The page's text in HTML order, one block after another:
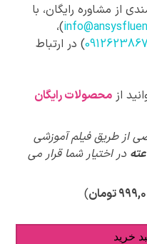
از مشاوره رایگان، با
)،
) در ارتباط
ازمحصولات رایگان
از طریق فیلم آموزشی
در اختیار شما قرار می
تومان)
خرید